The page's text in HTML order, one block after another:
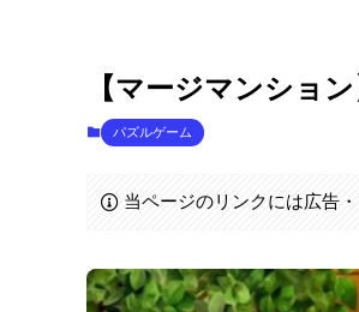
【マージマンショ
パズルゲーム
当ページのリンクには広告